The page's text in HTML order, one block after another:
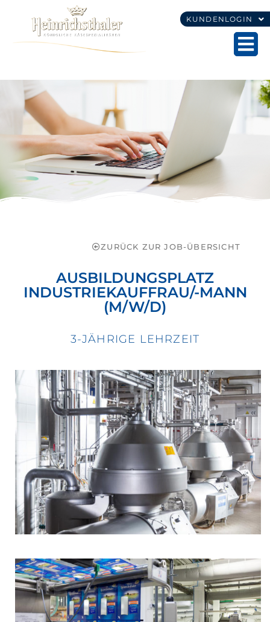
KUNDENLOGIN
ZURÜCK ZUR JOB-ÜBERSICHT
AUSBILDUNGSPLATZ
INDUSTRIEKAUFFRAU/-MANN
(M/W/D)
3-JÄHRIGE LEHRZEIT